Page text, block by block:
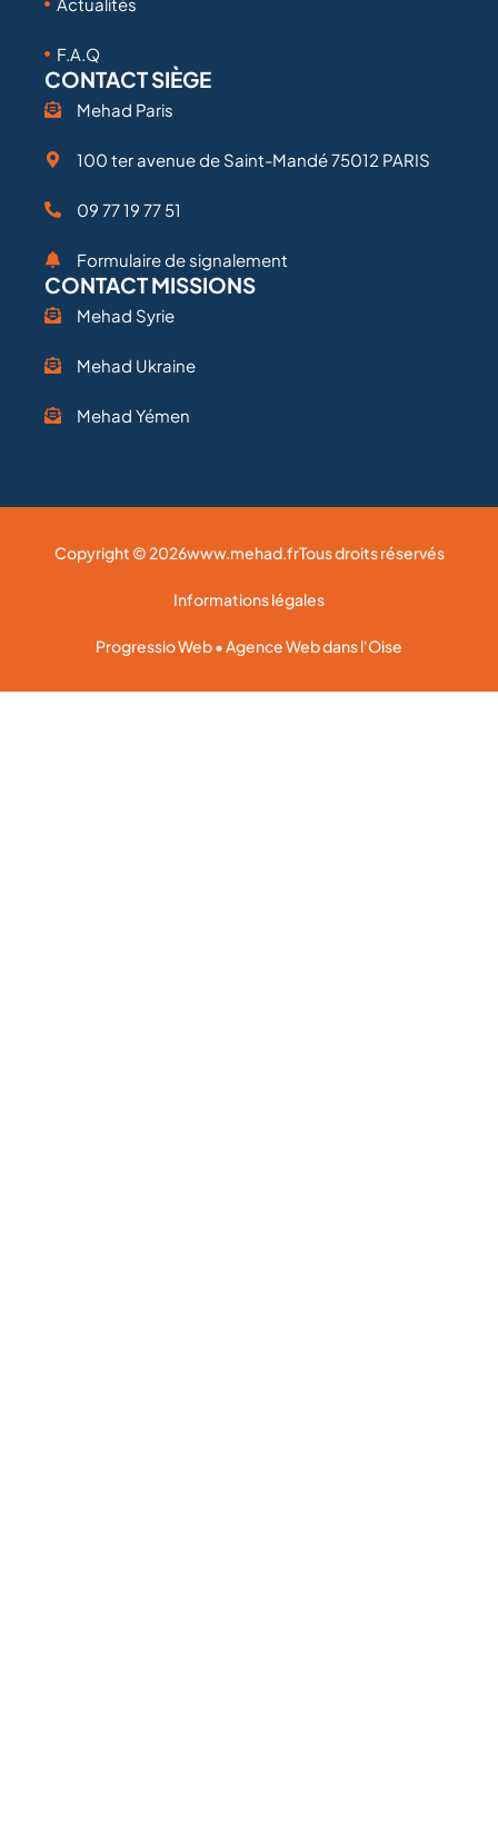
F.A.Q
CONTACT SIÈGE
Mehad Paris
100 ter avenue de Saint-Mandé 75012 PARIS
09 77 19 77 51
Formulaire de signalement
CONTACT MISSIONS
Mehad Syrie
Mehad Ukraine
Mehad Yémen
Copyright © 2026www.mehad.frTous droits réservés
Informations légales
Progressio Web • Agence Web dans l'Oise